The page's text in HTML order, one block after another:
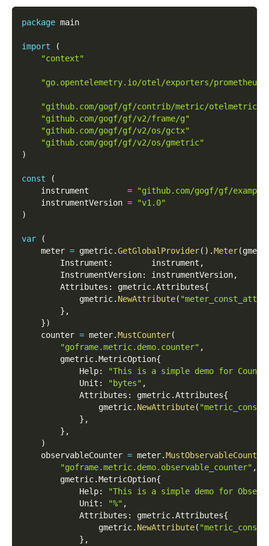
package main
import
(
"context"
"go.opentelemetry.io/otel/exporters/prometheus"
"github.com/gogf/gf/contrib/metric/otelmetric/
"github.com/gogf/gf/v2/frame/g"
"github.com/gogf/gf/v2/os/gctx"
"github.com/gogf/gf/v2/os/gmetric"
)
const
(
    instrument
=
"github.com/gogf/gf/
    instrumentVersion
=
"v1.0"
)
var
(
    meter
= gmetric.GetGlobalProvider( ) .Meter(
        Instrument
:
        instrument
,
        InstrumentVersion
: instrumentVersion,
        Attributes
: gmetric.Attributes{
            gmetric
. NewAttribute(
} ,
})
    counter
= meter.MustCounter(
"goframe.metric.demo.counter" ,
        gmetric
.MetricOption{
            Help
:
"This is a simple demo for
            Unit
: "bytes" ,
            Attributes
: gmetric.Attributes{
                gmetric
. NewAttribute(
} ,
} ,
)
    observableCounter
= meter.MustObservableCounter
"goframe.metric.demo.observable_counter" ,
        gmetric
.MetricOption{
            Help
:
"This is a simple demo for
            Unit
: "%" ,
            Attributes
: gmetric.Attributes{
                gmetric
. NewAttribute(
} ,